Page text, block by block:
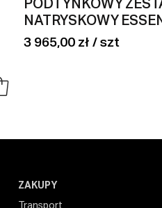
PODTYNKOWY
NATRYSKOWY
3 965,00 zł / szt
ZAKUPY